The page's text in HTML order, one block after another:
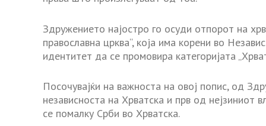
Здружението најостро го осуди отпорот на
православна црква“, која има корени во
идентитет да се промовира категоријата
Посочувајќи на важноста на овој попис, од
независноста на Хрватска и прв од
се помалку Срби во Хрватска.